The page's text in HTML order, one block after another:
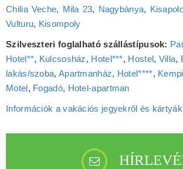
Chilia Veche, Mila 23, Nagybánya,
Vulturu, Kisompoly
Szilveszteri foglalható szállástípusok:
Hotel**, Kulcsosház, Hotel***, Hostel, Villa,
lakás/szoba, Apartmanház, Hotel****,
Motel, Fogadó, Hotel‑apartman
Információk a vakációs jegyekről és